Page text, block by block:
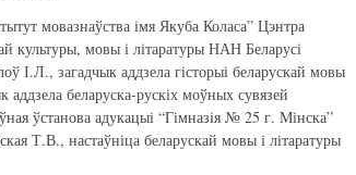
мовазнаўства імя Якуба Коласа” Цэнтра
культуры, мовы і літаратуры НАН Беларусі
І.Л., загадчык аддзела гісторыі беларускай мовы
беларуска-рускіх моўных сувязей
ўстанова адукацыі “Гімназія № 25 г. Мінска”
Т.В., настаўніца беларускай мовы і літаратуры